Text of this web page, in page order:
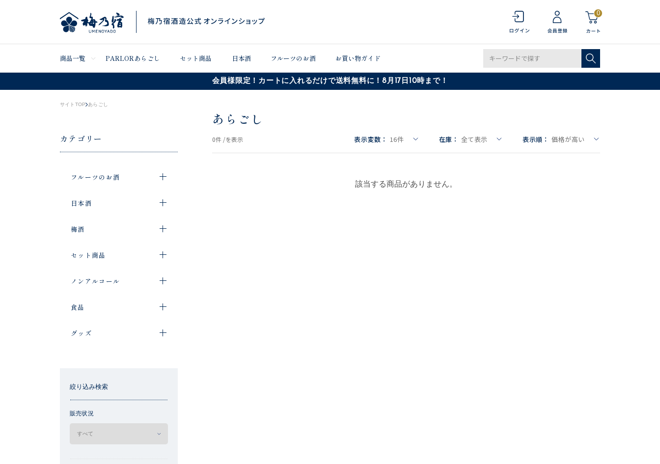
0
商品一覧 PARLORあらごし セット商品 日本酒 フルーツのお酒 お買い物ガイド
会員様限定！カートに入れるだけで送料無料に！8月17日10時まで！
サイトTOP あらごし
カテゴリー
フルーツのお酒
日本酒
梅酒
セット商品
ノンアルコール
食品
グッズ
絞り込み検索
販売状況
あらごし
0件 /を表示 表示変数： 16件 在庫： 全て表示 表示順： 価格が高い
該当する商品がありません。